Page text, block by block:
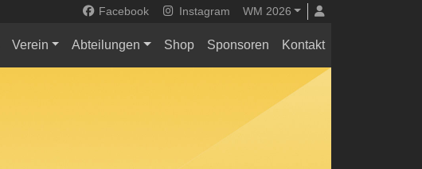
Facebook Instagram WM 2026
Verein Abteilungen Shop Sponsoren Kontakt